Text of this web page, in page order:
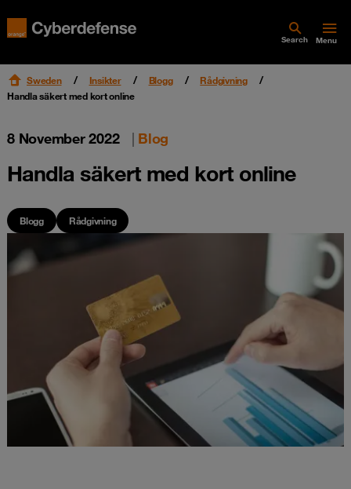
Search Menu
Sweden Insikter Blogg
Rådgivning
Handla säkert med kort online
8 November 2022 | Blog
Handla säkert med kort online
Blogg Rådgivning